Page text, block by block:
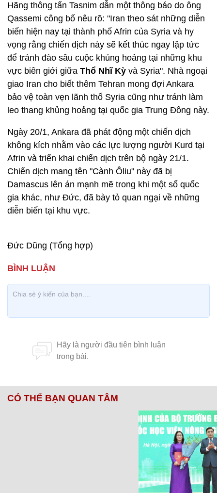
Hãng thông tấn Tasnim dẫn một thông báo do ông
Qassemi công bố nêu rõ: "Iran theo sát những diễn
biến hiện nay tại thành phố Afrin của Syria và hy
vọng rằng chiến dịch này sẽ kết thúc ngay lập tức
để tránh đào sâu cuộc khủng hoảng tại những khu
vực biên giới giữa Thổ Nhĩ Kỳ và Syria". Nhà ngoại
giao Iran cho biết thêm Tehran mong đợi Ankara
bảo vệ toàn vẹn lãnh thổ Syria cũng như tránh làm
leo thang khủng hoảng tại quốc gia Trung Đông này.
Ngày 20/1, Ankara đã phát động một chiến dịch
không kích nhằm vào các lực lượng người Kurd tại
Afrin và triển khai chiến dịch trên bộ ngày 21/1.
Chiến dịch mang tên "Cành Ôliu" này đã bị
Damascus lên án mạnh mẽ trong khi một số quốc
gia khác, như Đức, đã bày tỏ quan ngại về những
diễn biến tại khu vực.
Đức Dũng (Tổng hợp)
CÓ THỂ BẠN QUAN TÂM